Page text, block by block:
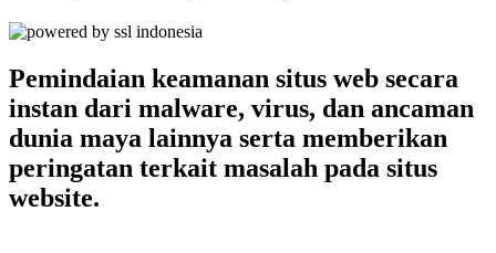
Pemindaian keamanan situs web secara
instan dari malware, virus, dan ancaman
dunia maya lainnya serta memberikan
peringatan terkait masalah pada situs
website.